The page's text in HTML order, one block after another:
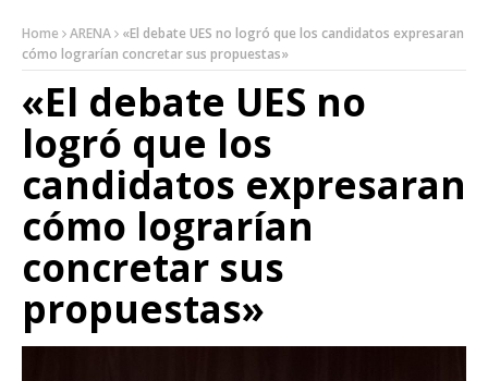
Home ARENA
«El debate UES no logró que los candidatos expresaran
cómo lograrían concretar sus propuestas»
«El debate UES no
logró que los
candidatos expresaran
cómo lograrían
concretar sus
propuestas»